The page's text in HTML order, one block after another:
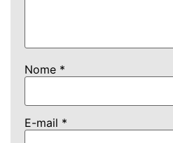
Nome *
E-mail *